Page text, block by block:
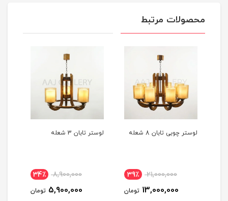
محصولات مرتبط
لوستر چوبی تابان 8 شعله
21,000,000 39٪
13,000,000 تومان
لوستر تابان 3 شعله
8,900,000 34٪
5,900,000 تومان